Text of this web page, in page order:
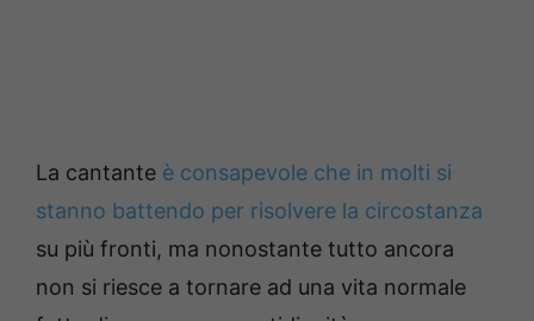
La cantante è consapevole che in molti si
stanno battendo per risolvere la circostanza
su più fronti, ma nonostante tutto ancora
non si riesce a tornare ad una vita normale